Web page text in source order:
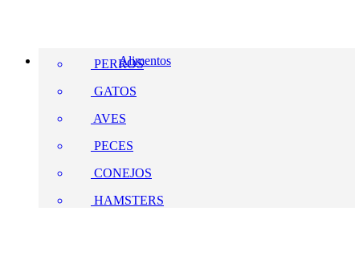
Alimentos
PERROS
GATOS
AVES
PECES
CONEJOS
HAMSTERS